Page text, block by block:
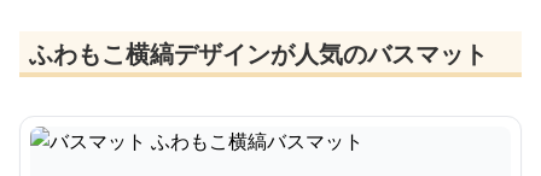
ふわもこ横縞デザインが人気のバスマット